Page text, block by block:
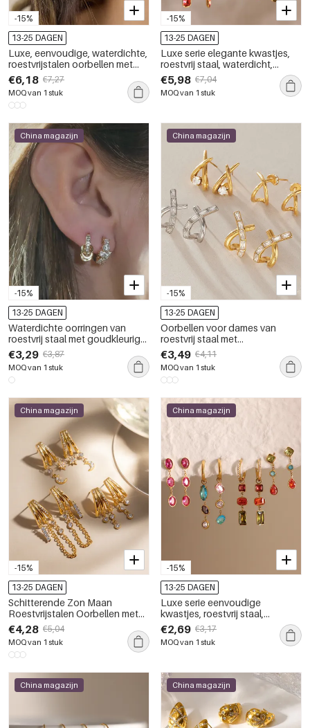
-15%
13-25 DAGEN
Luxe, eenvoudige, waterdichte,
roestvrijstalen oorbellen met
kwastjes en goudkleurige
zirkonia voor dames.
€6,18 €7,27
MOQ van 1 stuk
-15%
13-25 DAGEN
Luxe serie elegante kwastjes,
roestvrij staal, waterdicht,
goudkleurige zirkonia,
hangende oorbellen voor
dames
€5,98 €7,04
MOQ van 1 stuk
-15%
China magazijn
13-25 DAGEN
Waterdichte oorringen van
roestvrij staal met goudkleurige
zirkonia voor dames.
€3,29 €3,87
MOQ van 1 stuk
-15%
China magazijn
13-25 DAGEN
Oorbellen voor dames van
roestvrij staal met
onregelmatige vorm,
waterdicht, goudkleurig en met
zirkonia.
€3,49 €4,11
MOQ van 1 stuk
-15%
China magazijn
13-25 DAGEN
Schitterende Zon Maan
Roestvrijstalen Oorbellen met
Goudkleurige Zirkonia,
Waterdicht & Niet-verkleurend
€4,28 €5,04
MOQ van 1 stuk
-15%
China magazijn
13-25 DAGEN
Luxe serie eenvoudige
kwastjes, roestvrij staal,
waterdicht, goudkleurige
zirkonia, hangende oorbellen
voor dames
€2,69 €3,17
MOQ van 1 stuk
China magazijn China magazijn